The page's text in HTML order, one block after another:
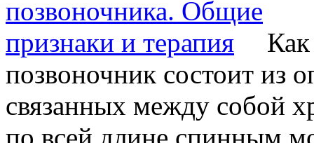
позвоночник состоит из
связанных между собой
по всей длине спинным